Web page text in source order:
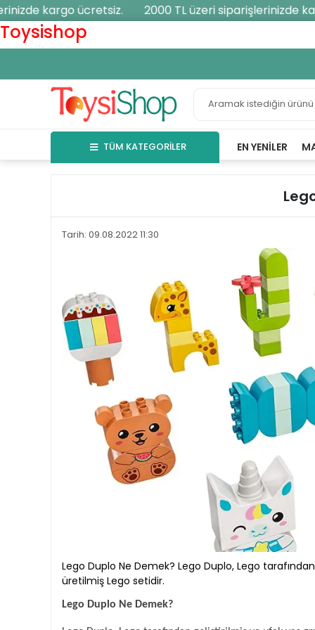
kargo ücretsiz. 2000 TL üzeri siparişlerinizde
Toysishop
TÜM KATEGORİLER EN YENILER
Tarih: 09.08.2022 11:30
Lego Duplo Ne Demek? Lego Duplo, Lego
üretilmiş Lego setidir.
Lego Duplo Ne Demek?